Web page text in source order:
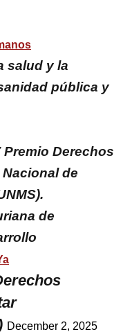
salud y la
pública y
Premio Derechos
de
de
December 2, 2025